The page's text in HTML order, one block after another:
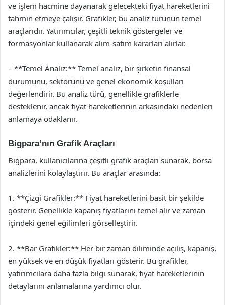
ve işlem hacmine dayanarak gelecekteki fiyat hareketlerini
tahmin etmeye çalışır. Grafikler, bu analiz türünün temel
araçlarıdır. Yatırımcılar, çeşitli teknik göstergeler ve
formasyonlar kullanarak alım-satım kararları alırlar.
– **Temel Analiz:** Temel analiz, bir şirketin finansal
durumunu, sektörünü ve genel ekonomik koşulları
değerlendirir. Bu analiz türü, genellikle grafiklerle
desteklenir, ancak fiyat hareketlerinin arkasındaki nedenleri
anlamaya odaklanır.
Bigpara’nın Grafik Araçları
Bigpara, kullanıcılarına çeşitli grafik araçları sunarak, borsa
analizlerini kolaylaştırır. Bu araçlar arasında:
1. **Çizgi Grafikler:** Fiyat hareketlerini basit bir şekilde
gösterir. Genellikle kapanış fiyatlarını temel alır ve zaman
içindeki genel eğilimleri görselleştirir.
2. **Bar Grafikler:** Her bir zaman diliminde açılış, kapanış,
en yüksek ve en düşük fiyatları gösterir. Bu grafikler,
yatırımcılara daha fazla bilgi sunarak, fiyat hareketlerinin
detaylarını anlamalarına yardımcı olur.